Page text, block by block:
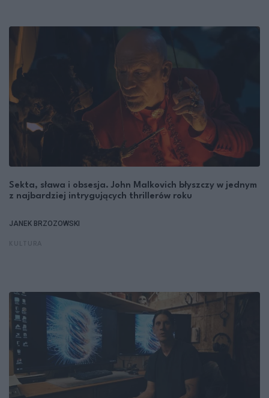
Sekta, sława i obsesja. John Malkovich błyszczy w jednym
z najbardziej intrygujących thrillerów roku
JANEK BRZOZOWSKI